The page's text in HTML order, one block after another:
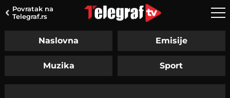
Povratak na
Telegraf.rs
Naslovna Emisije
Muzika Sport